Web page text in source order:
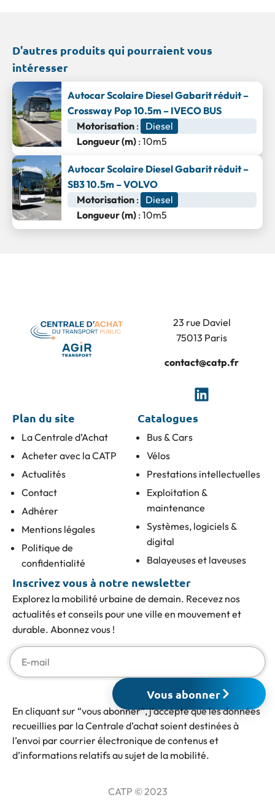
D'autres produits qui pourraient vous
intéresser
Autocar Scolaire Diesel Gabarit réduit –
Crossway Pop 10.5m – IVECO BUS
Motorisation :
Diesel
Longueur (m) : 10m5
Autocar Scolaire Diesel Gabarit réduit –
SB3 10.5m – VOLVO
Motorisation :
Diesel
Longueur (m) : 10m5
23 rue Daviel
75013 Paris
contact@catp.fr
Plan du site
La Centrale d’Achat
Acheter avec la CATP
Actualités
Contact
Adhérer
Mentions légales
Politique de
confidentialité
Catalogues
Bus & Cars
Vélos
Prestations intellectuelles
Exploitation &
maintenance
Systèmes, logiciels &
digital
Balayeuses et laveuses
Inscrivez vous à notre newsletter
Explorez la mobilité urbaine de demain. Recevez nos
actualités et conseils pour une ville en mouvement et
durable. Abonnez vous !
Vous abonner
En cliquant sur “vous abonner”, j’accepte que les données
recueillies par la Centrale d’achat soient destinées à
l’envoi par courrier électronique de contenus et
d’informations relatifs au sujet de la mobilité.
CATP © 2023